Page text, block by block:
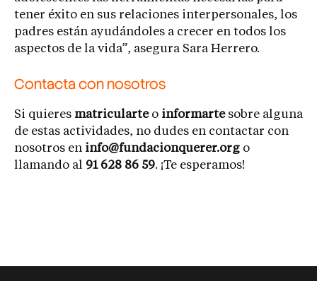
tener éxito en sus relaciones interpersonales, los
padres están ayudándoles a crecer en todos los
aspectos de la vida”, asegura Sara Herrero.
Contacta con nosotros
Si quieres matricularteo informartesobre alguna
de estas actividades, no dudes en contactar con
nosotros en info@fundacionquerer.org o
llamando al 91 628 86 59. ¡Te esperamos!